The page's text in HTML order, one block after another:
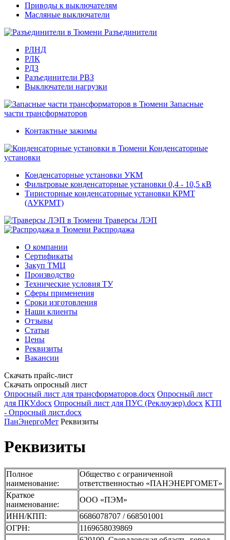
Приводы к выключателям
Масляные выключатели
Разъединители
РЛНД
РЛК
РДЗ
Разъединители РВЗ
Выключатели нагрузки
Запасные
части трансформаторов
Контактные зажимы
Конденсаторные
установки
Конденсаторные установки УКМ
Фильтровые конденсаторные установки 0,4 - 10,5 кВ
Тиристорные конденсаторные установки КРМТ
(АУКРМТ)
Траверсы ЛЭП
Распродажа
О компании
Сертификаты
Закуп ТМЦ
Производство
Технические условия ТУ
Сферы применения
Сроки изготовления
Наши клиенты
Отзывы
Статьи
Цены
Реквизиты
Вакансии
Скачать прайс-лист
Скачать опросный лист
Опросный лист для трансформаторов.docx Опросный лист
для ПКУ.docx Опросный лист для ПУС (Реклоузер).docx КТП
- Опросный лист.docx
ПанЭнергоМет Реквизиты
Реквизиты
Полное
наименование:
Общество с ограниченной
ответственностью «ПАНЭНЕРГОМЕТ»
Краткое
наименование:
ООО «ПЭМ»
ИНН/КПП:
6686078707 / 668501001
ОГРН:
1169658039869